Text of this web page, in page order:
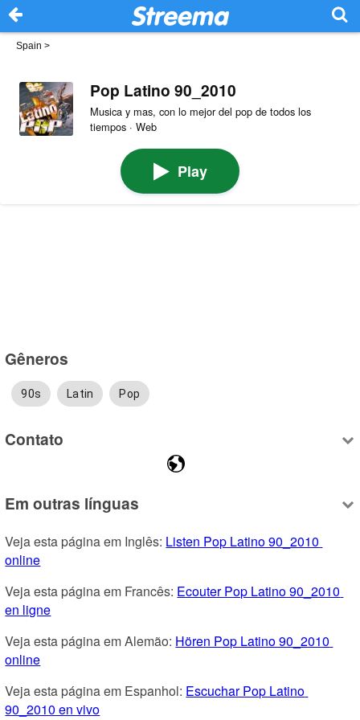
Spain >
Pop Latino 90_2010
Musica y mas, con lo mejor del pop de todos los
tiempos · Web
Play
Gêneros
90s Latin Pop
Contato
Em outras línguas
Veja esta página em Inglês: Listen Pop Latino 90_2010
online
Veja esta página em Francês: Ecouter Pop Latino 90_2010
en ligne
Veja esta página em Alemão: Hören Pop Latino 90_2010
online
Veja esta página em Espanhol: Escuchar Pop Latino
90_2010 en vivo